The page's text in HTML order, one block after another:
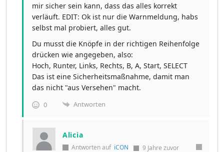
mir sicher sein kann, dass das alles korrekt
verläuft. EDIT: Ok ist nur die Warnmeldung, habs
selbst mal probiert, alles gut.
Du musst die Knöpfe in der richtigen Reihenfolge
drücken wie angegeben, also:
Hoch, Runter, Links, Rechts, B, A, Start, SELECT
Das ist eine Sicherheitsmaßnahme, damit man
das nicht "aus Versehen" macht.
0 Antworten
Alicia
Antworten auf iCON 9 Jahre zuvor